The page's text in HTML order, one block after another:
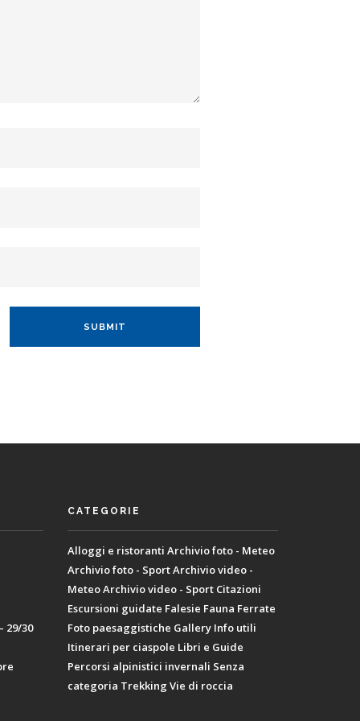
29/30
CATEGORIE
Alloggi e ristoranti Archivio foto - Meteo
Archivio foto - SportArchivio video -
MeteoArchivio video - Sport Citazioni
Escursioni guidate Falesie Fauna Ferrate
Foto paesaggistiche Gallery Info utili
Itinerari per ciaspole Libri e Guide
Percorsi alpinistici invernali Senza
categoria Trekking Vie di roccia